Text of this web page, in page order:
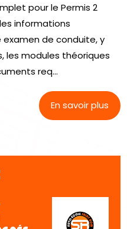
pour le Permis 2
informations
examen de conduite, y
les modules théoriques
req...
En savoir plus